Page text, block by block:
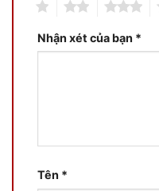
Nhận xét của bạn *
Tên *